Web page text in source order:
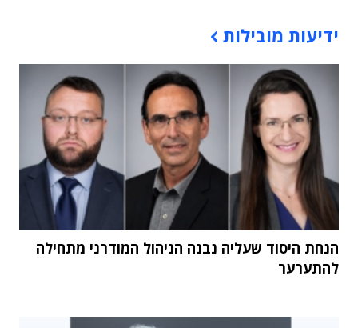
ידיעות מובילות
הנחת היסוד שעליה נבנה הניהול המודרני מתחילה
להתערער